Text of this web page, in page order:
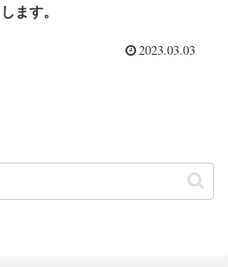
します。
2023.03.03